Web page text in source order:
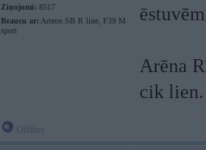
Ziņojumi: 8517
Braucu ar: Arteon SB R line, F39 M
sport
Arēna
cik lien.